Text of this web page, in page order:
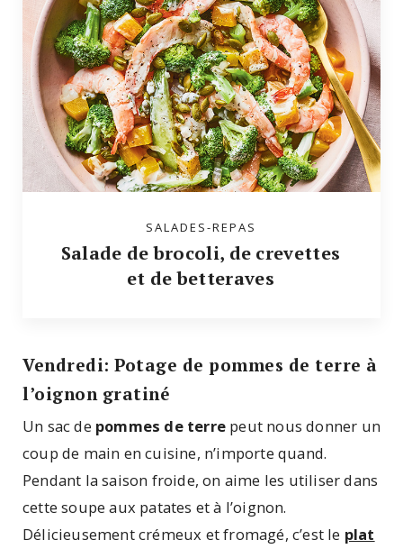
SALADES-REPAS
Salade de brocoli, de crevettes
et de betteraves
Vendredi: Potage de pommes de terre à
l’oignon gratiné
Un sac de pommes de terre peut nous donner un
coup de main en cuisine, n’importe quand.
Pendant la saison froide, on aime les utiliser dans
cette soupe aux patates et à l’oignon.
Délicieusement crémeux et fromagé, c’est le plat